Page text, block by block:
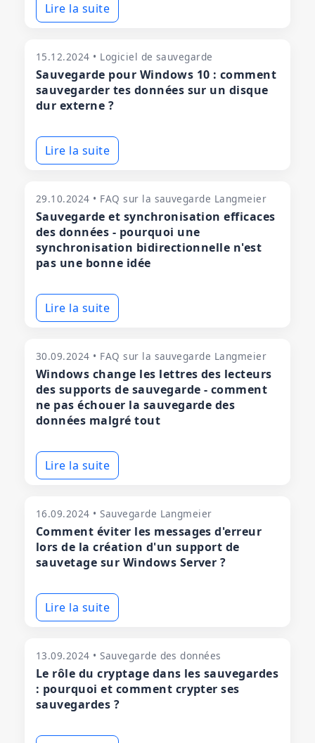
Lire la suite
15.12.2024 • Logiciel de sauvegarde
Sauvegarde pour Windows 10 : comment
sauvegarder tes données sur un disque
dur externe ?
Lire la suite
29.10.2024 • FAQ sur la sauvegarde Langmeier
Sauvegarde et synchronisation efficaces
des données - pourquoi une
synchronisation bidirectionnelle n'est
pas une bonne idée
Lire la suite
30.09.2024 • FAQ sur la sauvegarde Langmeier
Windows change les lettres des lecteurs
des supports de sauvegarde - comment
ne pas échouer la sauvegarde des
données malgré tout
Lire la suite
16.09.2024 • Sauvegarde Langmeier
Comment éviter les messages d'erreur
lors de la création d'un support de
sauvetage sur Windows Server ?
Lire la suite
13.09.2024 • Sauvegarde des données
Le rôle du cryptage dans les sauvegardes
: pourquoi et comment crypter ses
sauvegardes ?